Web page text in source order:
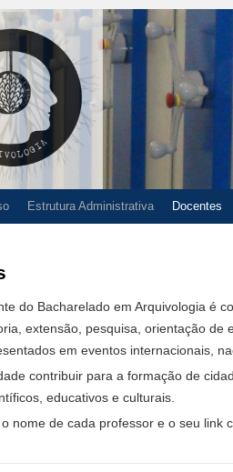
Estrutura Administrativa Docentes
do Bacharelado em Arquivologia é
extensão, pesquisa, orientação
em eventos internacionais,
contribuir para a formação de
educativos e culturais.
nome de cada professor e o seu link